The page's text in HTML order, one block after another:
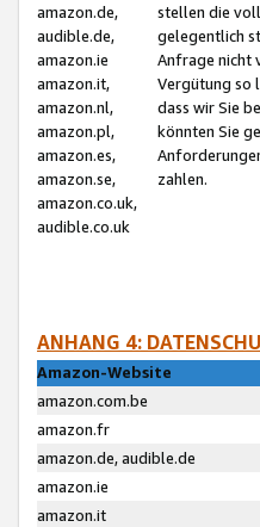
amazon.de,
audible.de,
amazon.ie
amazon.it,
amazon.nl,
amazon.pl,
amazon.es,
amazon.se,
amazon.co.uk,
audible.co.uk
stellen die
gelegentlich
Anfrage nicht
Vergütung so
dass wir Sie
könnten Sie
zahlen.
ANHANG 4:
Amazon-Website
amazon.com.be
amazon.fr
amazon.de, audible.de
amazon.ie
amazon.it